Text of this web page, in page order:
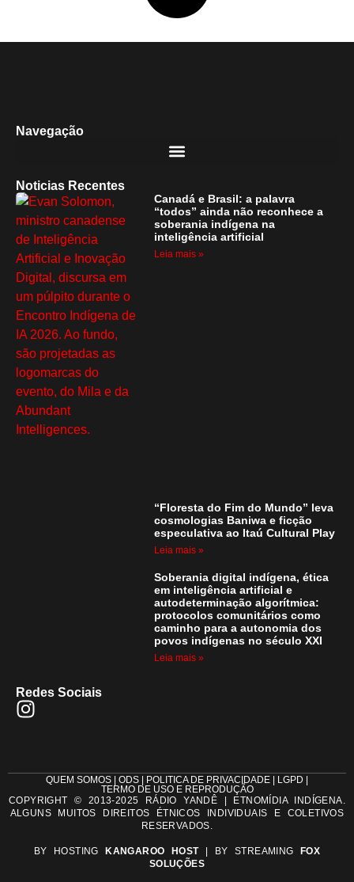
Navegação
Noticias Recentes
Canadá e Brasil: a palavra
“todos” ainda não reconhece a
soberania indígena na
inteligência artificial
Leia mais »
“Floresta do Fim do Mundo” leva
cosmologias Baniwa e ficção
especulativa ao Itaú Cultural Play
Leia mais »
Soberania digital indígena, ética
em inteligência artificial e
autodeterminação algorítmica:
protocolos comunitários como
caminho para a autonomia dos
povos indígenas no século XXI
Leia mais »
Redes Sociais
QUEM SOMOS | ODS | POLITICA DE PRIVACIDADE | LGPD |
TERMO DE USO E REPRODUÇÃO
COPYRIGHT © 2013-2025 RÁDIO YANDÊ | ETNOMÍDIA INDÍGENA.
ALGUNS MUITOS DIREITOS ÉTNICOS INDIVIDUAIS E COLETIVOS
RESERVADOS.
BY HOSTING KANGAROO HOST| BY STREAMING
FOX
SOLUÇÕES